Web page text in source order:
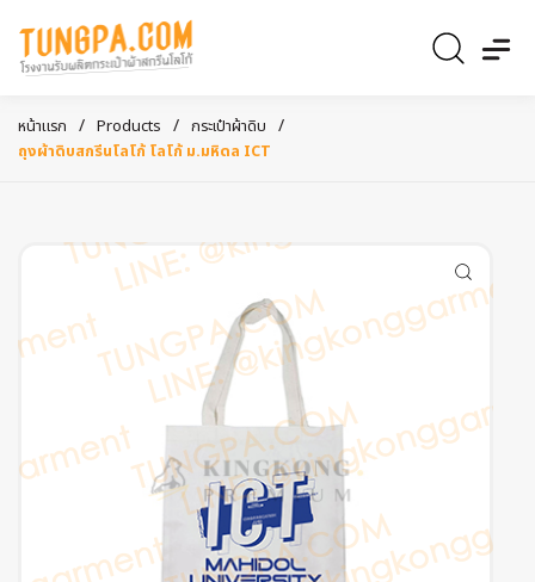
หน้าแรก / Products / กระเป๋าผ้าดิบ /
ถุงผ้าดิบสกรีนโลโก้ โลโก้ ม.มหิดล ICT